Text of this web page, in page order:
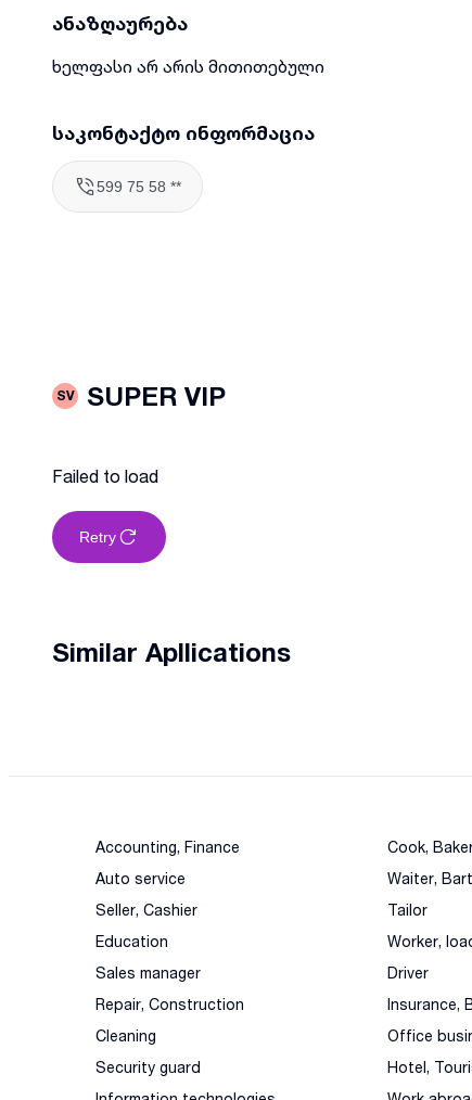
ანაზღაურება
ხელფასი არ არის მითითებული
საკონტაქტო ინფორმაცია
599 75 58 **
SV SUPER VIP
Failed to load
Retry
Similar Apllications
Accounting, Finance
Auto service
Seller, Cashier
Education
Sales manager
Repair, Construction
Cleaning
Security guard
Cook,
Waiter,
Tailor
Worker,
Driver
Insurance,
Office
Hotel,